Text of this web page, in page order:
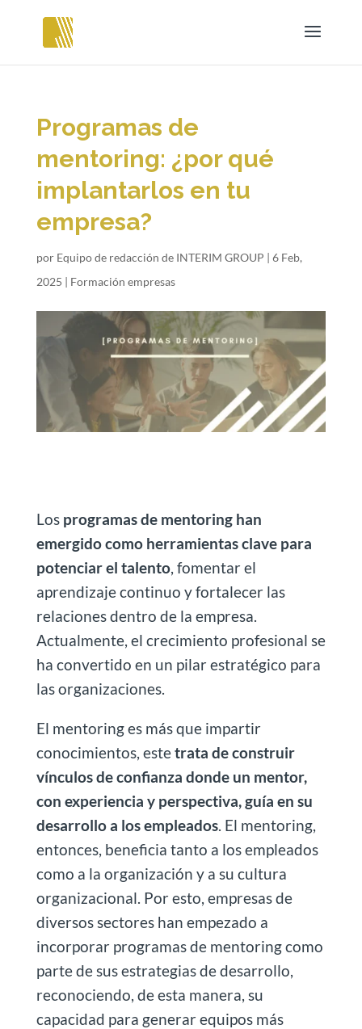
Programas de
mentoring: ¿por qué
implantarlos en tu
empresa?
por Equipo de redacción de INTERIM GROUP | 6 Feb,
2025 | Formación empresas
Los programas de mentoring han
emergido como herramientas clave para
potenciar el talento, fomentar el
aprendizaje continuo y fortalecer las
relaciones dentro de la empresa.
Actualmente, el crecimiento profesional se
ha convertido en un pilar estratégico para
las organizaciones.
El mentoring es más que impartir
conocimientos, estetrata de construir
vínculos de confianza donde un mentor,
con experiencia y perspectiva, guía en su
desarrollo a los empleados. El mentoring,
entonces, beneficia tanto a los empleados
como a la organización y a su cultura
organizacional. Por esto, empresas de
diversos sectores han empezado a
incorporar programas de mentoring como
parte de sus estrategias de desarrollo,
reconociendo, de esta manera, su
capacidad para generar equipos más